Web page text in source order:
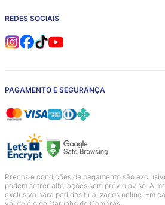
REDES SOCIAIS
PAGAMENTO E SEGURANÇA
Preços e condições de pagamento são
podem sofrer alterações sem prévio aviso. A
exclusiva para pedidos finalizados online. Em